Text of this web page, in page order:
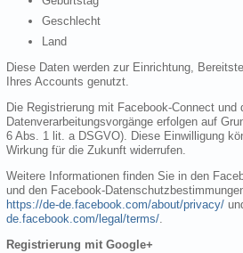
Geschlecht
Land
Diese Daten werden zur Einrichtung,
Ihres Accounts genutzt.
Die Registrierung mit Facebook-Connect und
Datenverarbeitungsvorgänge erfolgen auf
6 Abs. 1 lit. a DSGVO). Diese Einwilligung
Wirkung für die Zukunft widerrufen.
Weitere Informationen finden Sie in den
und den Facebook-
https://de-de.facebook.com/about/privacy/
de.facebook.com/legal/terms/.
Registrierung mit Google+